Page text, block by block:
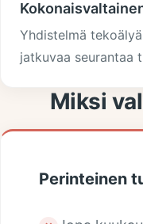
Yhdistelmä
jatkuvaa seurantaa
Miksi
Perinteinen